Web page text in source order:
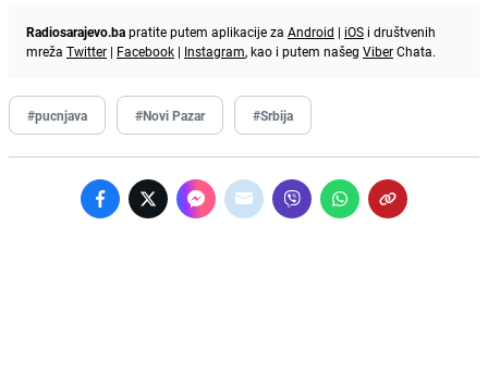
Radiosarajevo.bapratite putem aplikacije za Android | iOS i društvenih
mreža Twitter | Facebook | Instagram, kao i putem našeg ViberChata.
#pucnjava #Novi Pazar #Srbija